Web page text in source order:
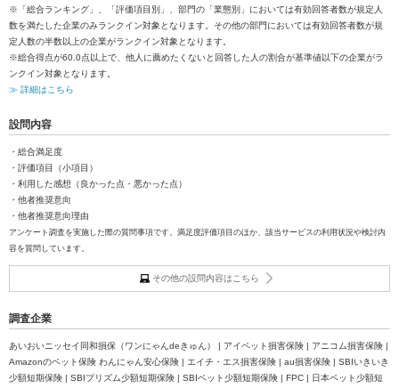
※「総合ランキング」、「評価項目別」、部門の「業態別」においては有効回答者数が規定人
数を満たした企業のみランクイン対象となります。その他の部門においては有効回答者数が規
定人数の半数以上の企業がランクイン対象となります。
※総合得点が60.0点以上で、他人に薦めたくないと回答した人の割合が基準値以下の企業がラ
ンクイン対象となります。
≫ 詳細はこちら
設問内容
・総合満足度
・評価項目（小項目）
・利用した感想（良かった点・悪かった点）
・他者推奨意向
・他者推奨意向理由
アンケート調査を実施した際の質問事項です。満足度評価項目のほか、該当サービスの利用状況や検討内
容を質問しています。
その他の設問内容はこちら
調査企業
あいおいニッセイ同和損保（ワンにゃんdeきゅん） | アイペット損害保険 | アニコム損害保険 |
Amazonのペット保険 わんにゃん安心保険 | エイチ・エス損害保険 | au損害保険 | SBIいきいき
少額短期保険 | SBIプリズム少額短期保険 | SBIペット少額短期保険 | FPC | 日本ペット少額短